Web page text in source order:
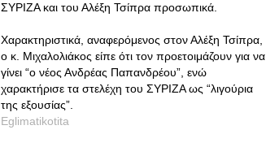
ΣΥΡΙΖΑ και του Αλέξη Τσίπρα προσωπικά.
Χαρακτηριστικά, αναφερόμενος στον Αλέξη Τσίπρα,
ο κ. Μιχαλολιάκος είπε ότι τον προετοιμάζουν για να
γίνει “ο νέος Ανδρέας Παπανδρέου”, ενώ
χαρακτήρισε τα στελέχη του ΣΥΡΙΖΑ ως “λιγούρια
της εξουσίας”.
Eglimatikotita